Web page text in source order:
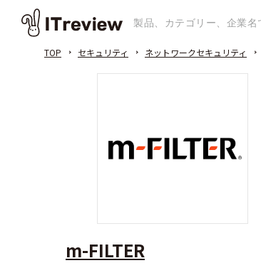
TOP セキュリティ ネットワークセキュリティ
m-FILTER